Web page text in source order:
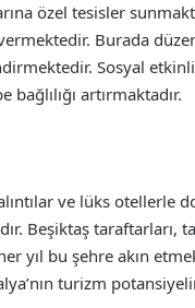
özel tesisler
Burada
Sosyal
artırmaktadır.
ve lüks otellerle
Beşiktaş taraftarları,
yıl bu şehre akın
turizm